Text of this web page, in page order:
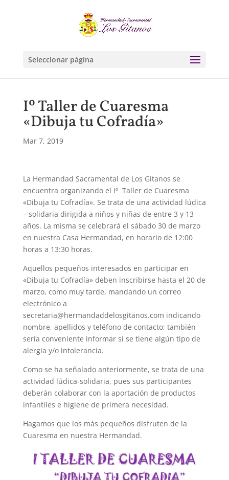
Seleccionar página
Iº Taller de Cuaresma
«Dibuja tu Cofradía»
Mar 7, 2019
La Hermandad Sacramental de Los Gitanos se
encuentra organizando el Iº Taller de Cuaresma
«Dibuja tu Cofradía». Se trata de una actividad lúdica
– solidaria dirigida a niños y niñas de entre 3 y 13
años. La misma se celebrará el sábado 30 de marzo
en nuestra Casa Hermandad, en horario de 12:00
horas a 13:30 horas.
Aquellos pequeños interesados en participar en
«Dibuja tu Cofradía» deben inscribirse hasta el 20 de
marzo, como muy tarde, mandando un correo
electrónico a
secretaria@hermandaddelosgitanos.com indicando
nombre, apellidos y teléfono de contacto; también
sería conveniente informar si se tiene algún tipo de
alergia y/o intolerancia.
Como se ha señalado anteriormente, se trata de una
actividad lúdica-solidaria, pues sus participantes
deberán colaborar con la aportación de productos
infantiles e higiene de primera necesidad.
Hagamos que los más pequeños disfruten de la
Cuaresma en nuestra Hermandad.